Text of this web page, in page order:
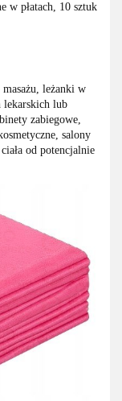
w płatach, 10 sztuk
masażu, leżanki w
lekarskich lub
zabiegowe,
salony
od potencjalnie